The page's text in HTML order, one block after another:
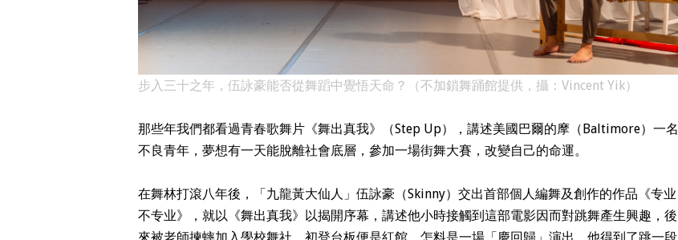
步入三十之年，伍詠豪能否從舞蹈中覺悟天命？（不加鎖舞踊館提供，攝：Vincent Yik）
那些年我們都看過青春歌舞片《舞出真我》（Step Up），講述美國巴爾的摩（Baltimore）一名
不良青年，夢想有一天能脫離社會底層，參加一場街舞大賽，改變自己的命運。
在舞林打滾八年後，「九龍黃大仙人」伍詠豪（Skinny）交出首部個人編舞及創作的作品《专业
不专业》，就以《舞出真我》以揭開序幕，講述他小時接觸到這部電影因而對跳舞產生興趣，後